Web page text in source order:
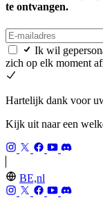
te ontvangen.
Ik wil
zich op elk moment
Hartelijk dank voor
Kijk uit naar een
BE,nl